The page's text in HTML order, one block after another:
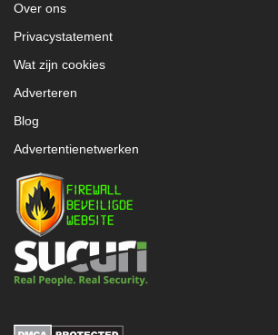
Over ons
Privacystatement
Wat zijn cookies
Adverteren
Blog
Advertentienetwerken